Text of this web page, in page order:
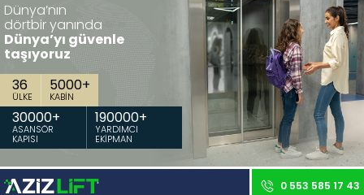
Tüm hakkı saklıdır. Sitemizde kullanılan tüm içerik ve görseller
Aziz Lift'e ait olup izinsiz kullanımı hukuki yaptırıma tabidir.
Dünya’nın
dörtbir yanında
Dünya’yı güvenle
taşıyoruz
36
ÜLKE
5000+
KABİN
30000+
ASANSÖR
KAPISI
190000+
YARDIMCI
EKİPMAN
0 553 585 17 43